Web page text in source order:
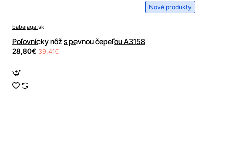
Nové produkty
babajaga.sk
Poľovnícky nôž s pevnou čepeľou A3158
28,80€ 39,41€